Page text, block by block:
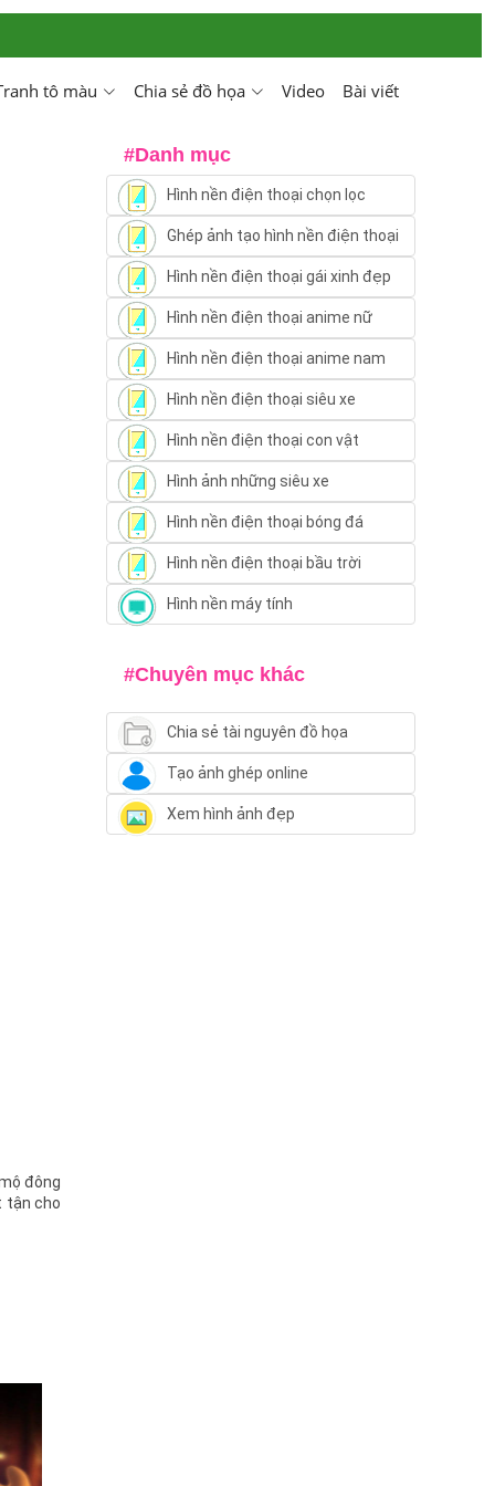
tô màu Chia sẻ đồ họa Video Bài viết
đông
tận cho
#Danh mục
Hình nền điện thoại chọn lọc
Ghép ảnh tạo hình nền điện thoại
Hình nền điện thoại gái xinh đẹp
Hình nền điện thoại anime nữ
Hình nền điện thoại anime nam
Hình nền điện thoại siêu xe
Hình nền điện thoại con vật
Hình ảnh những siêu xe
Hình nền điện thoại bóng đá
Hình nền điện thoại bầu trời
Hình nền máy tính
#Chuyên mục khác
Chia sẻ tài nguyên đồ họa
Tạo ảnh ghép online
Xem hình ảnh đẹp